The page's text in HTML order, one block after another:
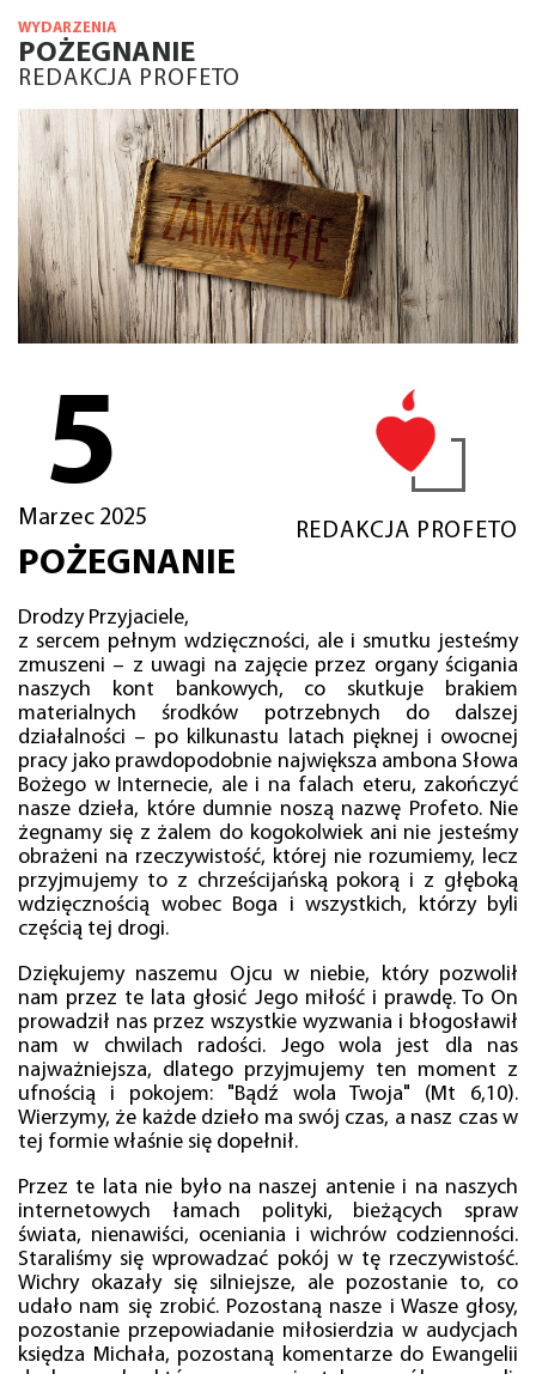
WYDARZENIA
POŻEGNANIE
REDAKCJA PROFETO
5
Marzec 2025
REDAKCJA PROFETO
POŻEGNANIE
Drodzy Przyjaciele,
z sercem pełnym wdzięczności, ale i smutku jesteśmy
zmuszeni – z uwagi na zajęcie przez organy ścigania
naszych kont bankowych, co skutkuje brakiem
materialnych środków potrzebnych do dalszej
działalności – po kilkunastu latach pięknej i owocnej
pracy jako prawdopodobnie największa ambona Słowa
Bożego w Internecie, ale i na falach eteru, zakończyć
nasze dzieła, które dumnie noszą nazwę Profeto. Nie
żegnamy się z żalem do kogokolwiek ani nie jesteśmy
obrażeni na rzeczywistość, której nie rozumiemy, lecz
przyjmujemy to z chrześcijańską pokorą i z głęboką
wdzięcznością wobec Boga i wszystkich, którzy byli
częścią tej drogi.
Dziękujemy naszemu Ojcu w niebie, który pozwolił
nam przez te lata głosić Jego miłość i prawdę. To On
prowadził nas przez wszystkie wyzwania i błogosławił
nam w chwilach radości. Jego wola jest dla nas
najważniejsza, dlatego przyjmujemy ten moment z
ufnością i pokojem: "Bądź wola Twoja" (Mt 6,10).
Wierzymy, że każde dzieło ma swój czas, a nasz czas w
tej formie właśnie się dopełnił.
Przez te lata nie było na naszej antenie i na naszych
internetowych łamach polityki, bieżących spraw
świata, nienawiści, oceniania i wichrów codzienności.
Staraliśmy się wprowadzać pokój w tę rzeczywistość.
Wichry okazały się silniejsze, ale pozostanie to, co
udało nam się zrobić. Pozostaną nasze i Wasze głosy,
pozostanie przepowiadanie miłosierdzia w audycjach
księdza Michała, pozostaną komentarze do Ewangelii